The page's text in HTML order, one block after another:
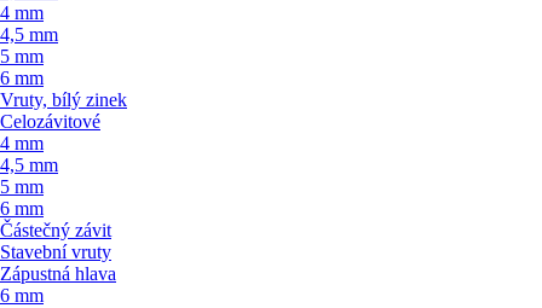
4 mm
4,5 mm
5 mm
6 mm
Vruty, bílý zinek
Celozávitové
4 mm
4,5 mm
5 mm
6 mm
Částečný závit
Stavební vruty
Zápustná hlava
6 mm